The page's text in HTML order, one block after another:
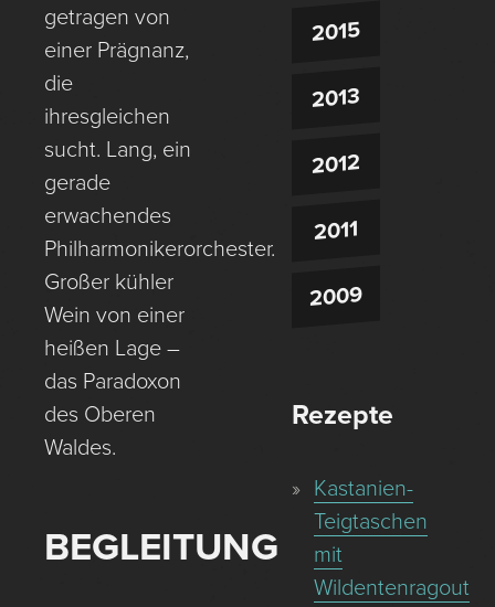
getragen von
einer Prägnanz,
die
ihresgleichen
sucht. Lang, ein
gerade
erwachendes
Philharmonikerorchester.
Großer kühler
Wein von einer
heißen Lage –
das Paradoxon
des Oberen
Waldes.
BEGLEITUNG
2015
2013
2012
2011
2009
Rezepte
Kastanien-
Teigtaschen
mit
Wildentenragout